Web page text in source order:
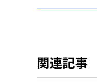
関連記事